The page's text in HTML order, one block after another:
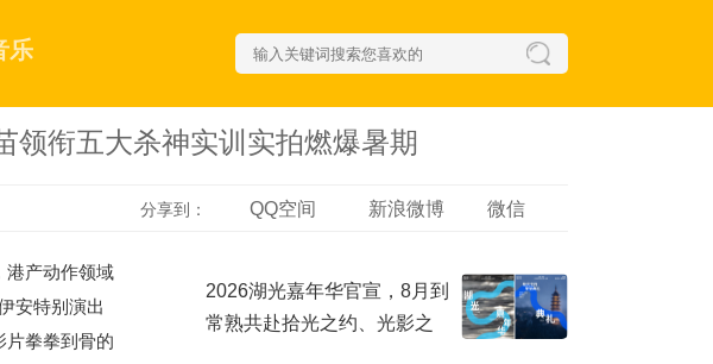
乐
领衔五大杀神实训实拍燃爆暑期
微信
新浪微博
QQ空间
分享到：
港产动作领域
安特别演出
片拳拳到骨的
2026湖光嘉年华官宣，8月到
常熟共赴拾光之约、光影之